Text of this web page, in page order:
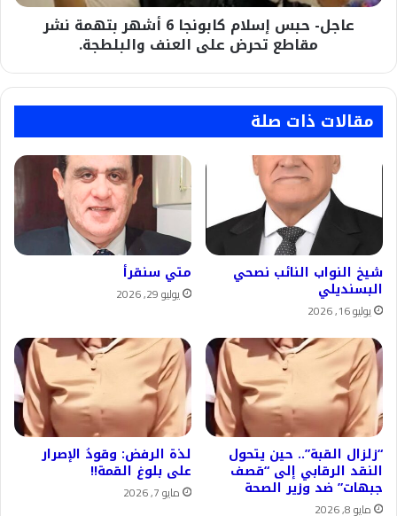
والبلطجة.
عاجل- حبس إسلام كابونجا 6 أشهر بتهمة نشر
مقاطع تحرض على العنف والبلطجة.
مقالات ذات صلة
شيخ النواب النائب نصحي
البسنديلي
يوليو 16, 2026
متي سنقرأ
يوليو 29, 2026
“زلزال القبة”.. حين يتحول
النقد الرقابي إلى “قصف
جبهات” ضد وزير الصحة
مايو 8, 2026
لذة الرفض: وقودُ الإصرار
على بلوغ القمة!!
مايو 7, 2026